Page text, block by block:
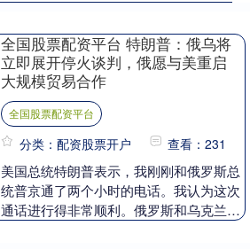
全国股票配资平台 特朗普：俄乌将
立即展开停火谈判，俄愿与美重启
大规模贸易合作
全国股票配资平台
分类：配资股票开户 查看：231
美国总统特朗普表示，我刚刚和俄罗斯总
统普京通了两个小时的电话。我认为这次
通话进行得非常顺利。俄罗斯和乌克兰将